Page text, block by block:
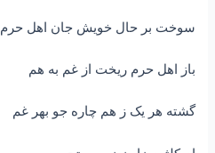
سوخت بر حال خویش جان اهل حرم
باز اهل حرم ریخت از غم به هم
گشته هر یک ز هم چاره جو بهر غم